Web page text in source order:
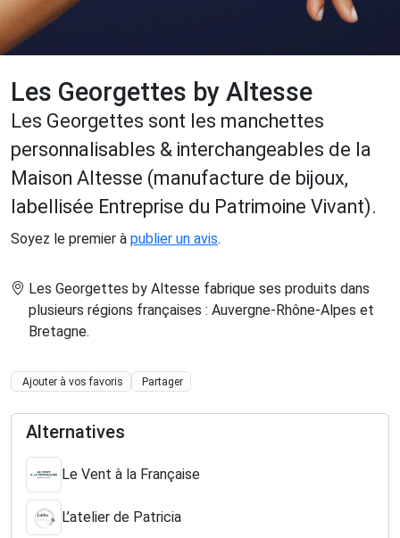
Les Georgettes by Altesse
Les Georgettes sont les manchettes
personnalisables & interchangeables de la
Maison Altesse (manufacture de bijoux,
labellisée Entreprise du Patrimoine Vivant).
Soyez le premier à publier un avis.
Les Georgettes by Altesse fabrique ses produits dans
plusieurs régions françaises : Auvergne-Rhône-Alpes et
Bretagne.
Ajouter à vos favoris Partager
Alternatives
Le Vent à la Française
L’atelier de Patricia